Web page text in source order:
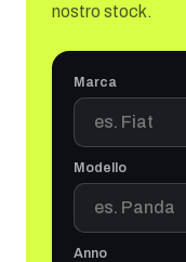
nostro stock.
Marca
Modello
Anno